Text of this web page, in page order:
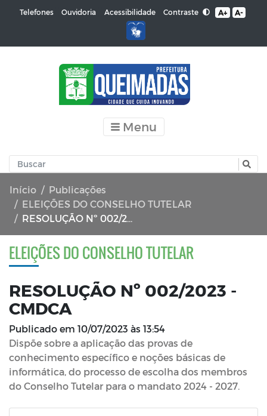
Telefones Ouvidoria Acessibilidade Contraste A+ A-
Menu
Início
Publicações
ELEIÇÕES DO CONSELHO TUTELAR
RESOLUÇÃO Nº 002/2023 - CMDCA
ELEIÇÕES DO CONSELHO TUTELAR
RESOLUÇÃO Nº 002/2023 -
CMDCA
Publicado em 10/07/2023 às 13:54
Dispõe sobre a aplicação das provas de
conhecimento específico e noções básicas de
informática, do processo de escolha dos membros
do Conselho Tutelar para o mandato 2024 - 2027.